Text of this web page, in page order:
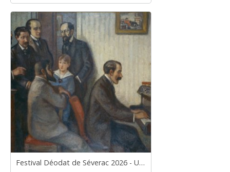
Festival Déodat de Séverac 2026 - UNE SOIRÉE CHEZ LES GODEBSKI